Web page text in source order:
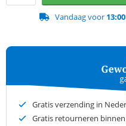
Vandaag voor 13:00
Gratis verzending in
Gratis retourneren binnen